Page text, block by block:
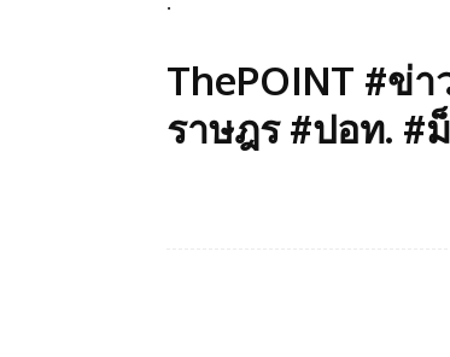
ThePOINT #ข่
ราษฎร #ปอท. #